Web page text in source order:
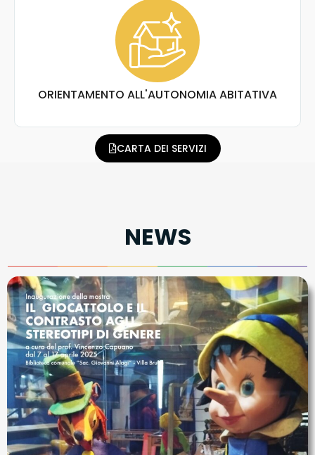
ORIENTAMENTO ALL'AUTONOMIA ABITATIVA
CARTA DEI SERVIZI
NEWS